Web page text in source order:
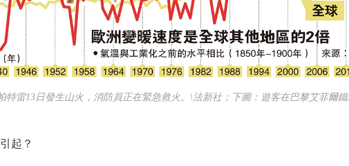
雷13日發生山火，消防員正在緊急救火。\法新社；下圖：遊客在巴黎艾菲爾
起？